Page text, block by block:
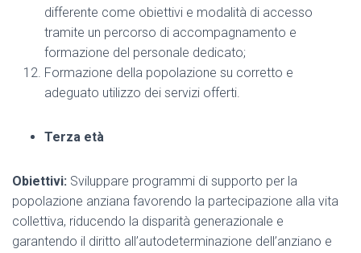
differente come obiettivi e modalità di accesso
tramite un percorso di accompagnamento e
formazione del personale dedicato;
Formazione della popolazione su corretto e
adeguato utilizzo dei servizi offerti.
Terza età
Obiettivi: Sviluppare programmi di supporto per la
popolazione anziana favorendo la partecipazione alla vita
collettiva, riducendo la disparità generazionale e
garantendo il diritto all’autodeterminazione dell’anziano e